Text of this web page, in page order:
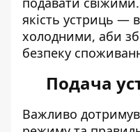
якість устриць —
холодними, аби
безпеку
Подача
Важливо